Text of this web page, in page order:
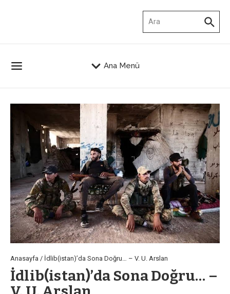
Ana Menü
Anasayfa / İdlib(istan)’da Sona Doğru… – V. U. Arslan
İdlib(istan)’da Sona Doğru… –